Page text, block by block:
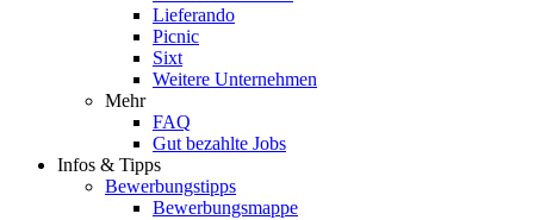
Lieferando
Picnic
Sixt
Weitere Unternehmen
Mehr
FAQ
Gut bezahlte Jobs
Infos & Tipps
Bewerbungstipps
Bewerbungsmappe